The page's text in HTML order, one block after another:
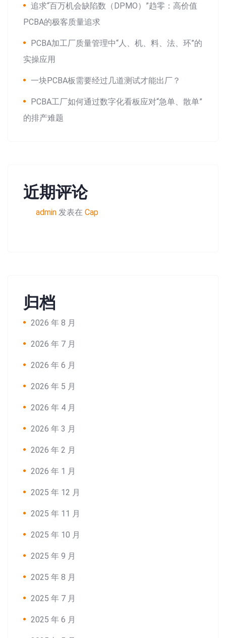
追求“百万机会缺陷数（DPMO）”趋零：高价值
PCBA的极客质量追求
PCBA加工厂质量管理中“人、机、料、法、环”的
实操应用
一块PCBA板需要经过几道测试才能出厂？
PCBA工厂如何通过数字化看板应对“急单、散单”
的排产难题
近期评论
admin 发表在 Cap
归档
2026 年 8 月
2026 年 7 月
2026 年 6 月
2026 年 5 月
2026 年 4 月
2026 年 3 月
2026 年 2 月
2026 年 1 月
2025 年 12 月
2025 年 11 月
2025 年 10 月
2025 年 9 月
2025 年 8 月
2025 年 7 月
2025 年 6 月